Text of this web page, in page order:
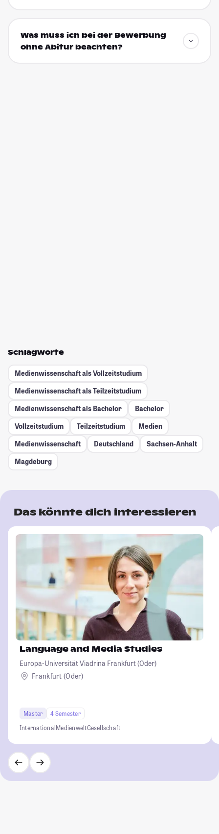
Was muss ich bei der Bewerbung
ohne Abitur beachten?
Schlagworte
Medienwissenschaft als Vollzeitstudium
Medienwissenschaft als Teilzeitstudium
Medienwissenschaft als Bachelor
Bachelor
Vollzeitstudium
Teilzeitstudium
Medien
Medienwissenschaft
Deutschland
Sachsen-Anhalt
Magdeburg
Das könnte dich interessieren
Language and Media Studies
Europa-Universität Viadrina Frankfurt (Oder)
Frankfurt (Oder)
Master
4 Semester
InternationalMedienweltGesellschaft